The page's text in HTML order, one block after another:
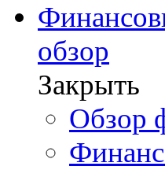
обзор
Закрыть
Обзор